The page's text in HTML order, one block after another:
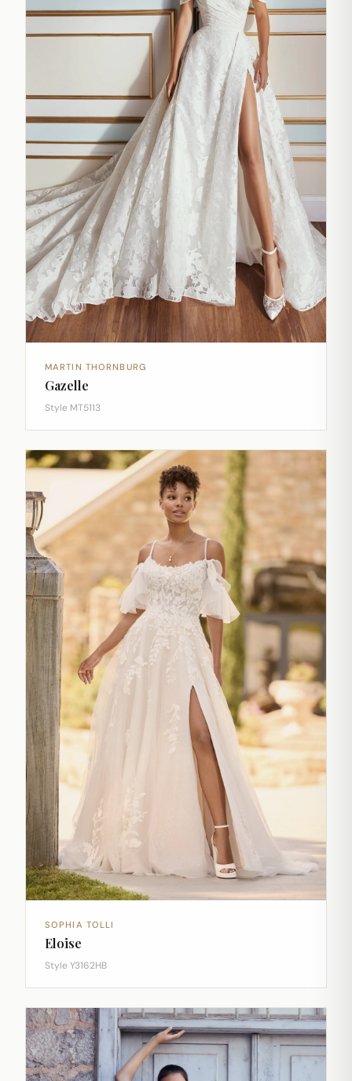
MARTIN THORNBURG
Gazelle
Style MT5113
SOPHIA TOLLI
Eloise
Style Y3162HB